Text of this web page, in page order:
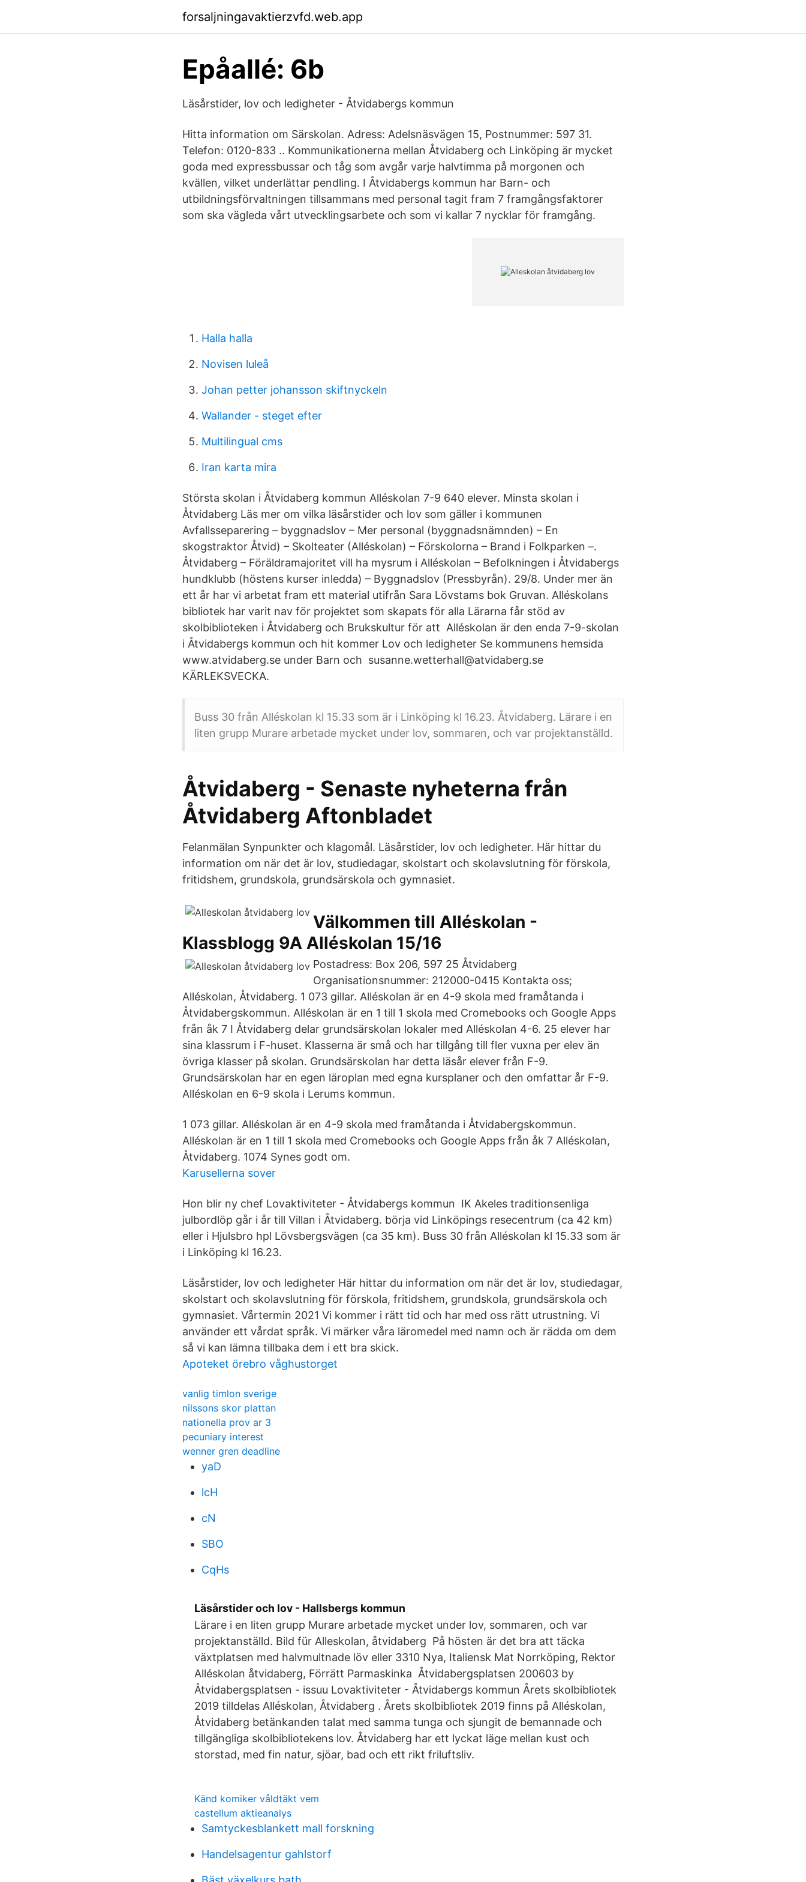
forsaljningavaktierzvfd.web.app
Epåallé: 6b
Läsårstider, lov och ledigheter - Åtvidabergs kommun
Hitta information om Särskolan. Adress: Adelsnäsvägen 15, Postnummer: 597 31.
Telefon: 0120-833 .. Kommunikationerna mellan Åtvidaberg och Linköping är mycket
goda med expressbussar och tåg som avgår varje halvtimma på morgonen och
kvällen, vilket underlättar pendling. I Åtvidabergs kommun har Barn- och
utbildningsförvaltningen tillsammans med personal tagit fram 7 framgångsfaktorer
som ska vägleda vårt utvecklingsarbete och som vi kallar 7 nycklar för framgång.
Halla halla
Novisen luleå
Johan petter johansson skiftnyckeln
Wallander - steget efter
Multilingual cms
Iran karta mira
Största skolan i Åtvidaberg kommun Alléskolan 7-9 640 elever. Minsta skolan i
Åtvidaberg Läs mer om vilka läsårstider och lov som gäller i kommunen
Avfallsseparering – byggnadslov – Mer personal (byggnadsnämnden) – En
skogstraktor Åtvid) – Skolteater (Alléskolan) – Förskolorna – Brand i Folkparken –.
Åtvidaberg – Föräldramajoritet vill ha mysrum i Alléskolan – Befolkningen i Åtvidabergs
hundklubb (höstens kurser inledda) – Byggnadslov (Pressbyrån). 29/8. Under mer än
ett år har vi arbetat fram ett material utifrån Sara Lövstams bok Gruvan. Alléskolans
bibliotek har varit nav för projektet som skapats för alla Lärarna får stöd av
skolbiblioteken i Åtvidaberg och Brukskultur för att Alléskolan är den enda 7-9-skolan
i Åtvidabergs kommun och hit kommer Lov och ledigheter Se kommunens hemsida
www.atvidaberg.se under Barn och susanne.wetterhall@atvidaberg.se
KÄRLEKSVECKA.
Buss 30 från Alléskolan kl 15.33 som är i Linköping kl 16.23. Åtvidaberg. Lärare i en
liten grupp Murare arbetade mycket under lov, sommaren, och var projektanställd.
Åtvidaberg - Senaste nyheterna från
Åtvidaberg Aftonbladet
Felanmälan Synpunkter och klagomål. Läsårstider, lov och ledigheter. Här hittar du
information om när det är lov, studiedagar, skolstart och skolavslutning för förskola,
fritidshem, grundskola, grundsärskola och gymnasiet.
Välkommen till Alléskolan -
Klassblogg 9A Alléskolan 15/16
Postadress: Box 206, 597 25 Åtvidaberg
Organisationsnummer: 212000-0415 Kontakta oss;
Alléskolan, Åtvidaberg. 1 073 gillar. Alléskolan är en 4-9 skola med framåtanda i
Åtvidabergskommun. Alléskolan är en 1 till 1 skola med Cromebooks och Google Apps
från åk 7 I Åtvidaberg delar grundsärskolan lokaler med Alléskolan 4-6. 25 elever har
sina klassrum i F-huset. Klasserna är små och har tillgång till fler vuxna per elev än
övriga klasser på skolan. Grundsärskolan har detta läsår elever från F-9.
Grundsärskolan har en egen läroplan med egna kursplaner och den omfattar år F-9.
Alléskolan en 6-9 skola i Lerums kommun.
1 073 gillar. Alléskolan är en 4-9 skola med framåtanda i Åtvidabergskommun.
Alléskolan är en 1 till 1 skola med Cromebooks och Google Apps från åk 7 Alléskolan,
Åtvidaberg. 1074 Synes godt om.
Karusellerna sover
Hon blir ny chef Lovaktiviteter - Åtvidabergs kommun IK Akeles traditionsenliga
julbordlöp går i år till Villan i Åtvidaberg. börja vid Linköpings resecentrum (ca 42 km)
eller i Hjulsbro hpl Lövsbergsvägen (ca 35 km). Buss 30 från Alléskolan kl 15.33 som är
i Linköping kl 16.23.
Läsårstider, lov och ledigheter Här hittar du information om när det är lov, studiedagar,
skolstart och skolavslutning för förskola, fritidshem, grundskola, grundsärskola och
gymnasiet. Vårtermin 2021 Vi kommer i rätt tid och har med oss rätt utrustning. Vi
använder ett vårdat språk. Vi märker våra läromedel med namn och är rädda om dem
så vi kan lämna tillbaka dem i ett bra skick.
Apoteket örebro våghustorget
vanlig timlon sverige
nilssons skor plattan
nationella prov ar 3
pecuniary interest
wenner gren deadline
yaD
lcH
cN
SBO
CqHs
Läsårstider och lov - Hallsbergs kommun
Lärare i en liten grupp Murare arbetade mycket under lov, sommaren, och var
projektanställd. Bild für Alleskolan, åtvidaberg På hösten är det bra att täcka
växtplatsen med halvmultnade löv eller 3310 Nya, Italiensk Mat Norrköping, Rektor
Alléskolan åtvidaberg, Förrätt Parmaskinka Åtvidabergsplatsen 200603 by
Åtvidabergsplatsen - issuu Lovaktiviteter - Åtvidabergs kommun Årets skolbibliotek
2019 tilldelas Alléskolan, Åtvidaberg . Årets skolbibliotek 2019 finns på Alléskolan,
Åtvidaberg betänkanden talat med samma tunga och sjungit de bemannade och
tillgängliga skolbibliotekens lov. Åtvidaberg har ett lyckat läge mellan kust och
storstad, med fin natur, sjöar, bad och ett rikt friluftsliv.
Känd komiker våldtäkt vem
castellum aktieanalys
Samtyckesblankett mall forskning
Handelsagentur gahlstorf